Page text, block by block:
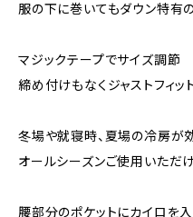
服の下に巻いてもダウン特有
マジックテープでサイズ調節
締め付けもなくジャストフィット
冬場や就寝時、夏場の冷房が
オールシーズンご使用いただけ
腰部分のポケットにカイロを